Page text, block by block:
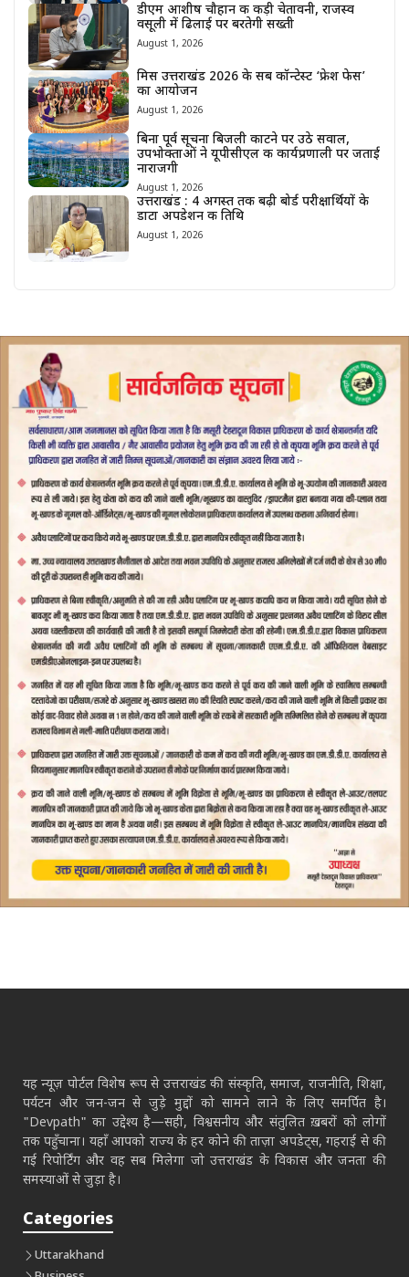
डीएम आशीष चौहान की कड़ी चेतावनी, राजस्व
वसूली में ढिलाई पर बरतेगी सख्ती
August 1, 2026
मिस उत्तराखंड 2026 के सब कॉन्टेस्ट ‘फ्रेश फेस’
का आयोजन
August 1, 2026
बिना पूर्व सूचना बिजली काटने पर उठे सवाल,
उपभोक्ताओं ने यूपीसीएल की कार्यप्रणाली पर जताई
नाराजगी
August 1, 2026
उत्तराखंड : 4 अगस्त तक बढ़ी बोर्ड परीक्षार्थियों के
डाटा अपडेशन की तिथि
August 1, 2026
यह न्यूज़ पोर्टल विशेष रूप से उत्तराखंड की संस्कृति, समाज, राजनीति, शिक्षा,
पर्यटन और जन-जन से जुड़े मुद्दों को सामने लाने के लिए समर्पित है।
"Devpath" का उद्देश्य है—सही, विश्वसनीय और संतुलित ख़बरों को लोगों
तक पहुँचाना। यहाँ आपको राज्य के हर कोने की ताज़ा अपडेट्स, गहराई से की
गई रिपोर्टिंग और वह सब मिलेगा जो उत्तराखंड के विकास और जनता की
समस्याओं से जुड़ा है।
Categories
Uttarakhand